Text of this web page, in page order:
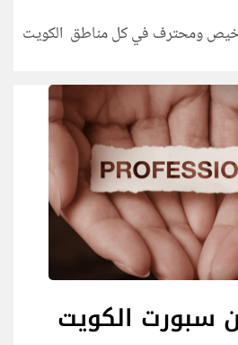
ومحترف في كل مناطق الكويت
سبورت الكويت